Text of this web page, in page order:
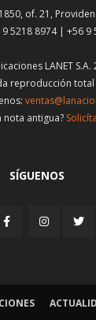
of. 21,
5218 8974 | +56 9
LANET S.A.
reproducción
nota antigua?
SÍGUENOS